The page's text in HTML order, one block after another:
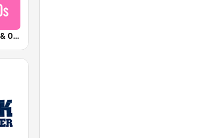
Qmusic 90's & 00's